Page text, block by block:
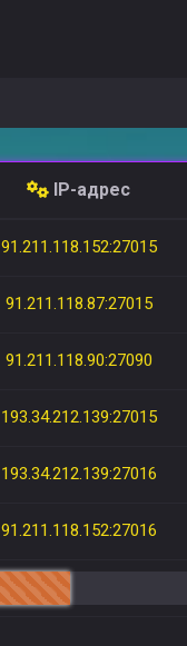
IP-адрес
91.211.118.152:27015
91.211.118.87:27015
91.211.118.90:27090
193.34.212.139:27015
193.34.212.139:27016
91.211.118.152:27016